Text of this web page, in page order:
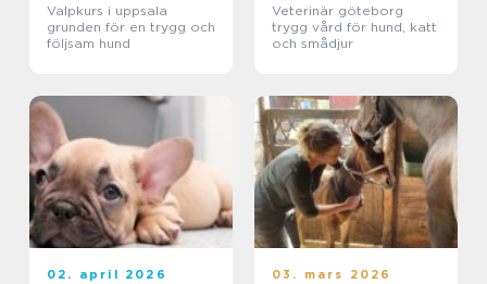
Valpkurs i uppsala
grunden för en trygg och
följsam hund
Veterinär göteborg
trygg vård för hund, katt
och smådjur
02. april 2026 03. mars 2026